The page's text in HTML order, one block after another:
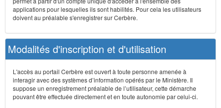
applications pour lesquelles ils sont habilités. Pour cela les utilisateurs
doivent au préalable s'enregistrer sur Cerbère.
Modalités d'inscription et d'utilisation
L'accès au portail Cerbère est ouvert à toute personne amenée à
interagir avec des systèmes d’information opérés par le Ministère. Il
suppose un enregistrement préalable de l’utilisateur, cette démarche
pouvant être effectuée directement et en toute autonomie par celui-ci.